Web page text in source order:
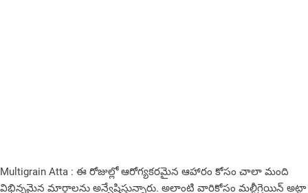
Multigrain Atta : ఈ రోజుల్లో ఆరోగ్యకరమైన ఆహారం కోసం చాలా మంది
విభిన్నమైన మార్గాలను అన్వేషిస్తున్నారు. అలాంటి వారికోసం మల్టీగ్రెయిన్ అట్టా